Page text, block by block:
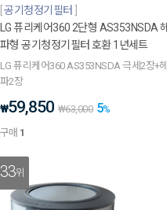
공기청정기필터
LG 퓨리케어360 2단형 AS353NSDA 헤
파형 공기청정기필터 호환 1년세트
LG 퓨리케어360 AS353NSDA 극세2장+헤
파2장
₩59,850 ₩63,000 5%
구매 1
33위